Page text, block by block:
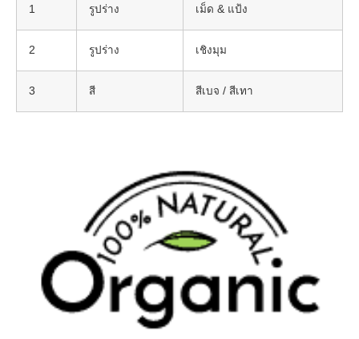
1 รูปร่าง เม็ด & แป้ง
2 รูปร่าง เชิงมุม
3 สี สีเบจ / สีเทา